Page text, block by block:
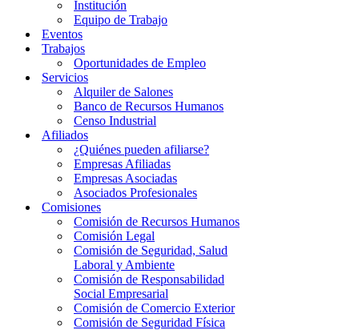
Institución
Equipo de Trabajo
Eventos
Trabajos
Oportunidades de Empleo
Servicios
Alquiler de Salones
Banco de Recursos Humanos
Censo Industrial
Afiliados
¿Quiénes pueden afiliarse?
Empresas Afiliadas
Empresas Asociadas
Asociados Profesionales
Comisiones
Comisión de Recursos Humanos
Comisión Legal
Comisión de Seguridad, Salud
Laboral y Ambiente
Comisión de Responsabilidad
Social Empresarial
Comisión de Comercio Exterior
Comisión de Seguridad Física